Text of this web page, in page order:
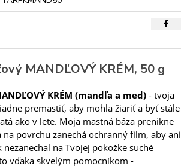
MANDĽOVÝ KRÉM, 50 g
KRÉM (mandľa a med) - tvoja
premastiť, aby mohla žiariť a byť stále
ako v lete. Moja mastná báza prenikne
povrchu zanechá ochranný film, aby ani
na Tvojej pokožke suché
vďaka skvelým pomocníkom -